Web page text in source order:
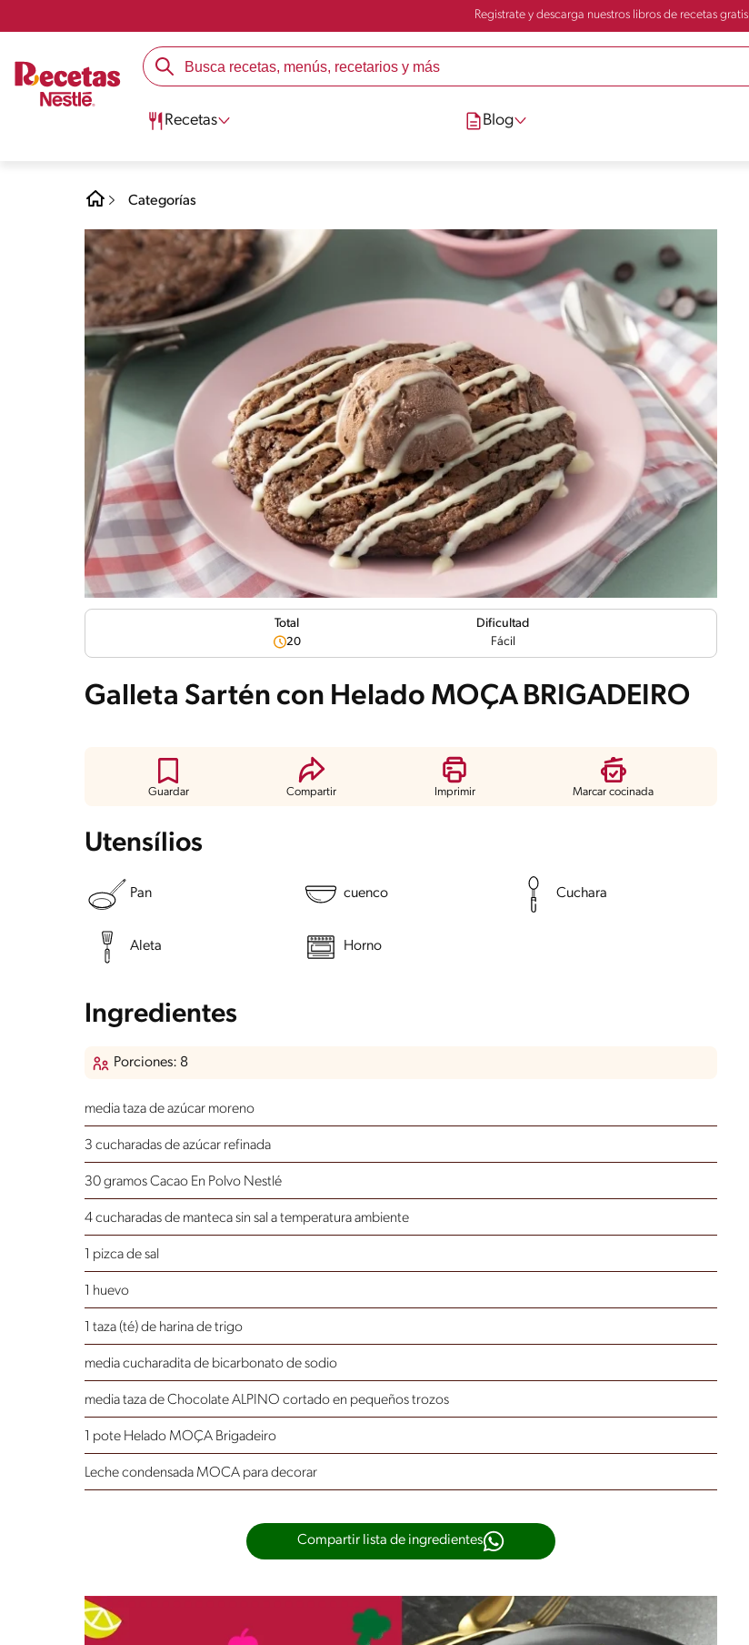
Registrate y descarga nuestros libros de recetas gratis
Recetas Blog
Categorías
Total
20
Dificultad
Fácil
Galleta Sartén con Helado MOÇA BRIGADEIRO
Guardar Compartir Imprimir Marcar cocinada
Utensílios
Pan cuenco Cuchara
Aleta Horno
Ingredientes
Porciones: 8
media taza de azúcar moreno
3 cucharadas de azúcar refinada
30 gramos Cacao En Polvo Nestlé
4 cucharadas de manteca sin sal a temperatura ambiente
1 pizca de sal
1 huevo
1 taza (té) de harina de trigo
media cucharadita de bicarbonato de sodio
media taza de Chocolate ALPINO cortado en pequeños trozos
1 pote Helado MOÇA Brigadeiro
Leche condensada MOCA para decorar
Compartir lista de ingredientes